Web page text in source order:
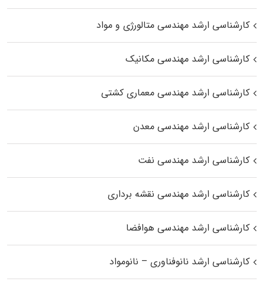
کارشناسی ارشد مهندسی متالورژی و مواد
کارشناسی ارشد مهندسی مکانیک
کارشناسی ارشد مهندسی معماری کشتی
کارشناسی ارشد مهندسی معدن
کارشناسی ارشد مهندسی نفت
کارشناسی ارشد مهندسی نقشه برداری
کارشناسی ارشد مهندسی هوافضا
کارشناسی ارشد نانوفناوری – نانومواد